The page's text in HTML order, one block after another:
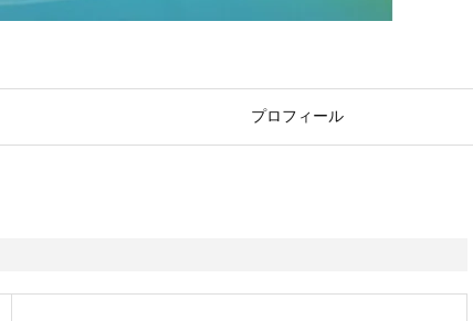
プロフィール